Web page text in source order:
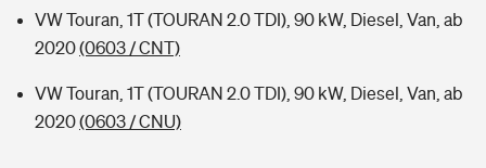
VW Touran, 1T (TOURAN 2.0 TDI), 90 kW, Diesel, Van, ab
2020(0603 / CNT)
VW Touran, 1T (TOURAN 2.0 TDI), 90 kW, Diesel, Van, ab
2020(0603 / CNU)